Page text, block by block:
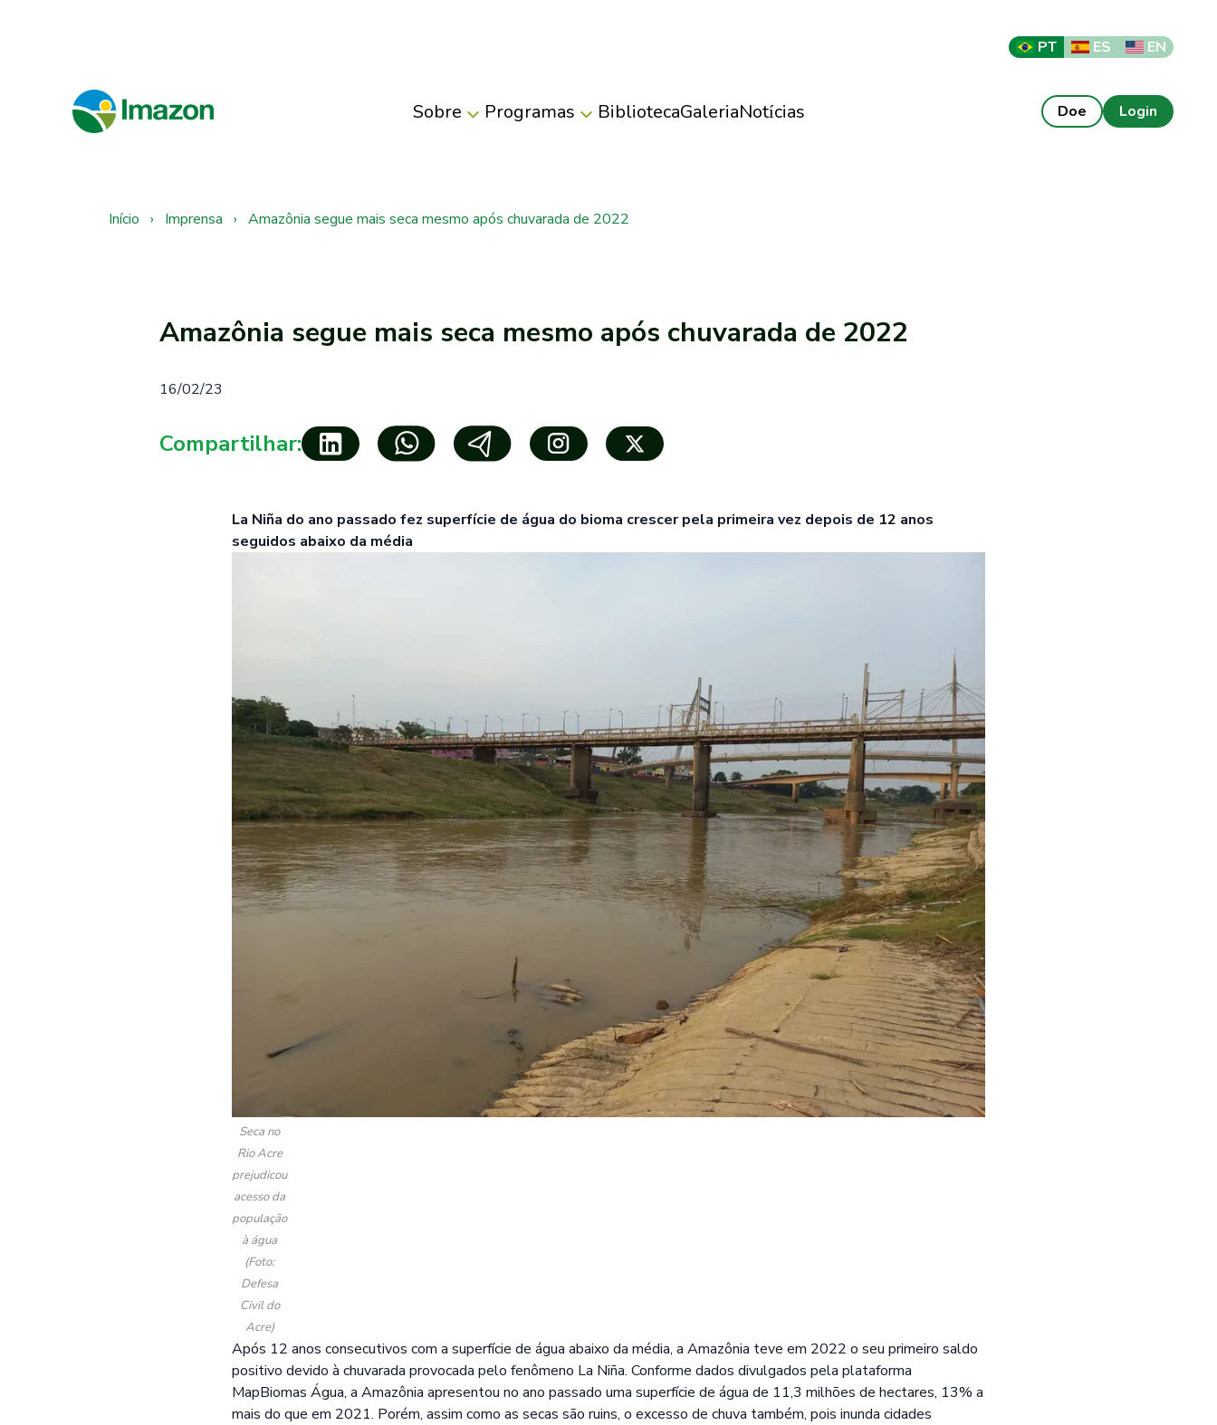
PT ES EN
Sobre Programas BibliotecaGaleriaNotícias Doe Login
Início › Imprensa › Amazônia segue mais seca mesmo após chuvarada de 2022
Amazônia segue mais seca mesmo após chuvarada de 2022
16/02/23
Compartilhar:
La Niña do ano passado fez superfície de água do bioma crescer pela primeira vez depois de 12 anos
seguidos abaixo da média
Seca no
Rio Acre
prejudicou
acesso da
população
à água
(Foto:
Defesa
Civil do
Acre)
Após 12 anos consecutivos com a superfície de água abaixo da média, a Amazônia teve em 2022 o seu primeiro saldo
positivo devido à chuvarada provocada pelo fenômeno La Niña. Conforme dados divulgados pela plataforma
MapBiomas Água, a Amazônia apresentou no ano passado uma superfície de água de 11,3 milhões de hectares, 13% a
mais do que em 2021. Porém, assim como as secas são ruins, o excesso de chuva também, pois inunda cidades